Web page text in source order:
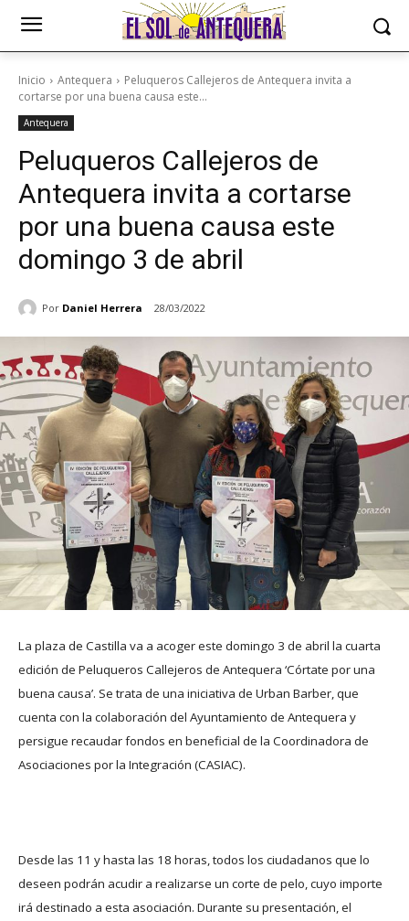
Inicio Antequera
Peluqueros Callejeros de Antequera invita a
cortarse por una buena causa este...
Antequera
Peluqueros Callejeros de
Antequera invita a cortarse
por una buena causa este
domingo 3 de abril
Por Daniel Herrera 28/03/2022
La plaza de Castilla va a acoger este domingo 3 de abril la cuarta
edición de Peluqueros Callejeros de Antequera ‘Córtate por una
buena causa’. Se trata de una iniciativa de Urban Barber, que
cuenta con la colaboración del Ayuntamiento de Antequera y
persigue recaudar fondos en beneficial de la Coordinadora de
Asociaciones por la Integración (CASIAC).
Desde las 11 y hasta las 18 horas, todos los ciudadanos que lo
deseen podrán acudir a realizarse un corte de pelo, cuyo importe
irá destinado a esta asociación. Durante su presentación, el